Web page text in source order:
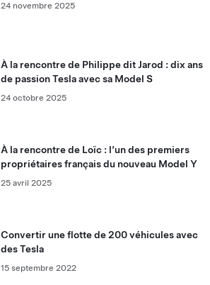
24 novembre 2025
À la rencontre de Philippe dit Jarod : dix ans
de passion Tesla avec sa Model S
24 octobre 2025
À la rencontre de Loïc : l’un des premiers
propriétaires français du nouveau Model Y
25 avril 2025
Convertir une flotte de 200 véhicules avec
des Tesla
15 septembre 2022